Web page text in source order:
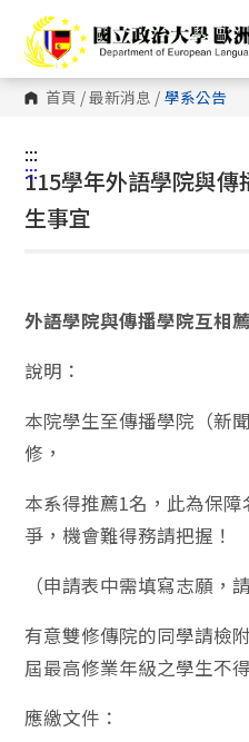
到
主
要
內
容 首頁 /最新消息 / 學系公告
:::
:::
115學年外語學院與
生事宜
外語學院與傳播學院互相
說明：
本院學生至傳播學院（新
修，
本系得推薦1名，此為保
爭，機會難得務請把握！
（申請表中需填寫志願，
有意雙修傳院的同學請檢
屆最高修業年級之學生不
應繳文件：